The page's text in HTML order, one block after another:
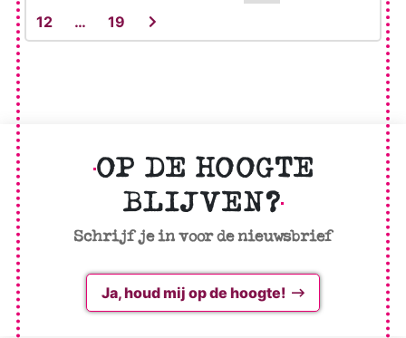
12
… 19
OP DE HOOGTE
BLIJVEN?
Schrijf je in voor de nieuwsbrief
Ja, houd mij op de hoogte!